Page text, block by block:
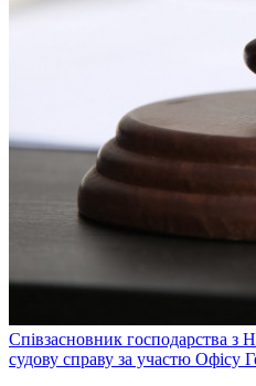
Співзасновник господарства
судову справу за участю Офісу